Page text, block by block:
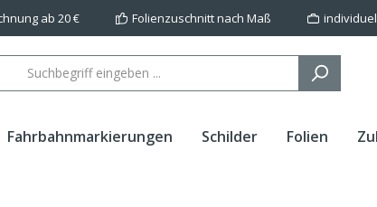
ab 20 € Folienzuschnitt nach Maß
Fahrbahnmarkierungen Schilder Folien